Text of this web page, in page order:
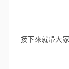
接下來就帶大